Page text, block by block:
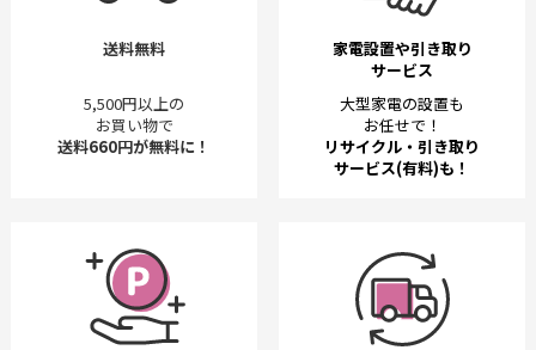
送料無料
5,500円以上の
お買い物で
送料660円が無料に！
家電設置や引き取り
サービス
大型家電の設置も
お任せで！
リサイクル・引き取り
サービス(有料)も！